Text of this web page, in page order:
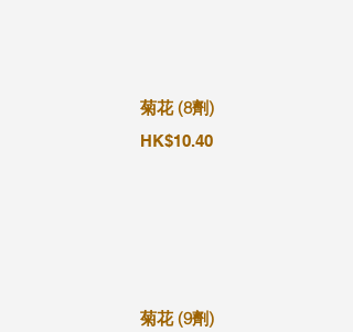
菊花 (8劑)
HK$10.40
菊花 (9劑)